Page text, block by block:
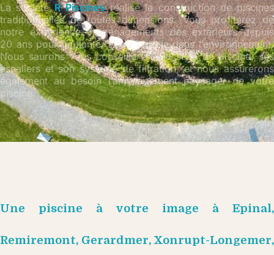
La sociétéR Piscinesréalise la construction de piscines
traditionnelles de toutes dimensions. Vous profiterez de
notre expérience d’aménagements des extérieurs depuis
20 ans pour implanter votre piscine dans l’environnement.
Nous saurons vous conseiller sur le style de piscine, ses
escaliers et son système de filtration, et nous assurerons
également au besoin l’aménagement paysager de votre
piscine.
Une piscine à votre image à Epinal,
Remiremont, Gerardmer, Xonrupt-Longemer,